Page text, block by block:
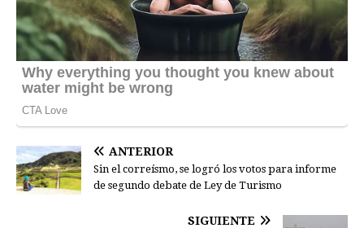
ANTERIOR
Sin el correísmo, se logró los votos para informe
de segundo debate de Ley de Turismo
SIGUIENTE